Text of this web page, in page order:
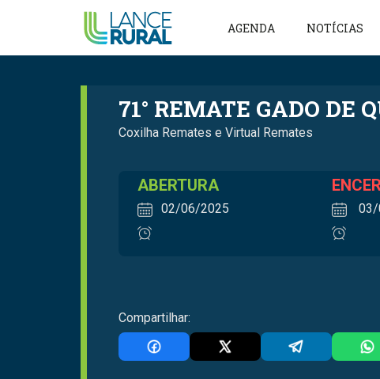
AGENDA NOTÍCIAS
71° REMATE GADO DE
Coxilha Remates e Virtual Remates
ABERTURA
02/06/2025
Compartilhar: